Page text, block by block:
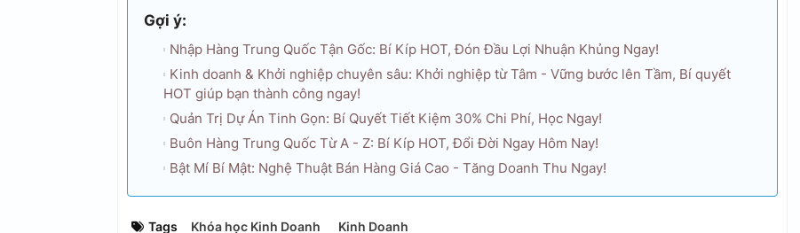
Gợi ý:
Nhập Hàng Trung Quốc Tận Gốc: Bí Kíp HOT, Đón Đầu Lợi Nhuận Khủng Ngay!
Kinh doanh & Khởi nghiệp chuyên sâu: Khởi nghiệp từ Tâm - Vững bước lên Tầm, Bí quyết
HOT giúp bạn thành công ngay!
Quản Trị Dự Án Tinh Gọn: Bí Quyết Tiết Kiệm 30% Chi Phí, Học Ngay!
Buôn Hàng Trung Quốc Từ A - Z: Bí Kíp HOT, Đổi Đời Ngay Hôm Nay!
Bật Mí Bí Mật: Nghệ Thuật Bán Hàng Giá Cao - Tăng Doanh Thu Ngay!
Tags Khóa học Kinh Doanh Kinh Doanh